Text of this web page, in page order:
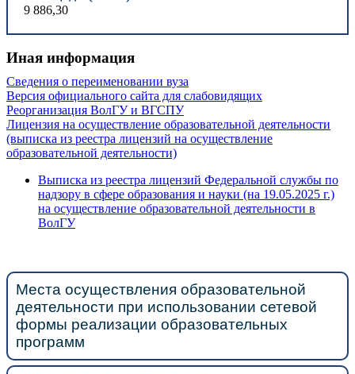
9 886,30
Иная информация
Сведения о переименовании вуза
Версия официального сайта для слабовидящих
Реорганизация ВолГУ и ВГСПУ
Лицензия на осуществление образовательной деятельности
(выписка из реестра лицензий на осуществление
образовательной деятельности)
Выписка из реестра лицензий Федеральной службы по
надзору в сфере образования и науки (на 19.05.2025 г.)
на осуществление образовательной деятельности в
ВолГУ
Места осуществления образовательной
деятельности при использовании сетевой
формы реализации образовательных
программ